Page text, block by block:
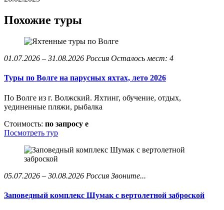
Похожие туры
01.07.2026 – 31.08.2026 Россия Осталось мест: 4
Туры по Волге на парусных яхтах, лето 2026
По Волге из г. Волжский. Яхтинг, обучение, отдых,
уединенные пляжи, рыбалка
Стоимость: по запросу e
Посмотреть тур
05.07.2026 – 30.08.2026 Россия Звоните...
Заповедный комплекс Шумак с вертолетной заброской